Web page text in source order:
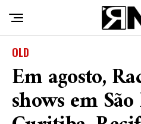
OLD
Em agosto,
shows em